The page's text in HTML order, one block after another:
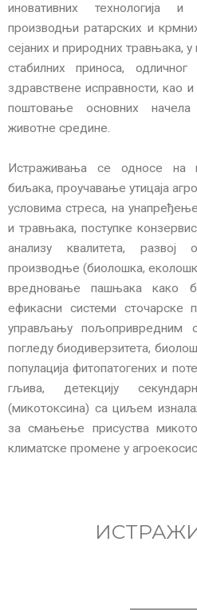
иновативних технологија
производњи ратарских и
сејаних и природних травњака,
стабилних приноса, одличног
здравствене исправности, као
поштовање основних
животне средине.
Истраживања се односе на
биљака, проучавање утицаја
условима стреса, на
и травњака, поступке
анализу квалитета, развој
производње (биолошка,
вредновање пашњака како
ефикасни системи сточарске
управљању пољопривредним
погледу биодиверзитета,
популација фитопатогених и
гљива, детекцију
(микотоксина) са циљем
за смањење присуства
климатске промене у